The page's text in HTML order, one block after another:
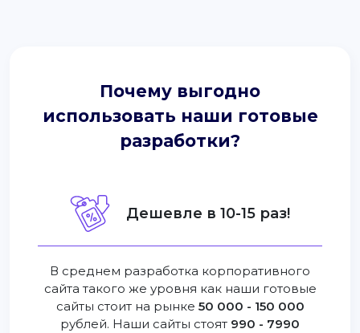
Почему выгодно
использовать наши готовые
разработки?
Дешевле в 10-15 раз!
В среднем разработка корпоративного
сайта такого же уровня как наши готовые
сайты стоит на рынке 50 000 - 150 000
рублей. Наши сайты стоят 990 - 7990